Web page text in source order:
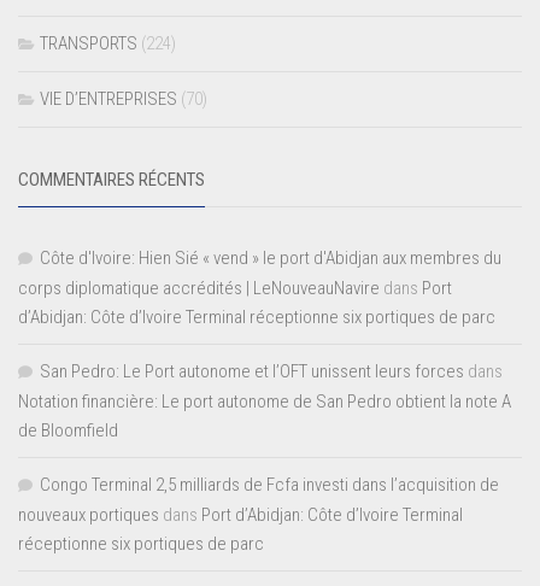
TRANSPORTS (224)
VIE D’ENTREPRISES (70)
COMMENTAIRES RÉCENTS
Côte d'Ivoire: Hien Sié « vend » le port d'Abidjan aux membres du
corps diplomatique accrédités | LeNouveauNavire dans Port
d’Abidjan: Côte d’Ivoire Terminal réceptionne six portiques de parc
San Pedro: Le Port autonome et l’OFT unissent leurs forces dans
Notation financière: Le port autonome de San Pedro obtient la note A
de Bloomfield
Congo Terminal 2,5 milliards de Fcfa investi dans l’acquisition de
nouveaux portiques dans Port d’Abidjan: Côte d’Ivoire Terminal
réceptionne six portiques de parc